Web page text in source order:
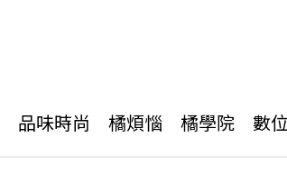
品味時尚 橘煩惱 橘學院 數